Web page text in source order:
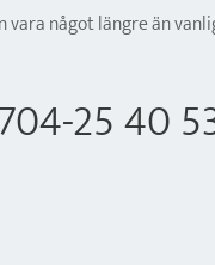
något längre än
25 40